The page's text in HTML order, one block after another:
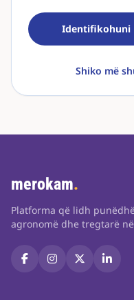
Identifikohuni
Shiko më
merokam.
Platforma që lidh
agronomë dhe tregtarë